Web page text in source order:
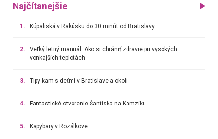
Najčítanejšie
1. Kúpaliská v Rakúsku do 30 minút od Bratislavy
2.
Veľký letný manuál: Ako si chrániť zdravie pri vysokých
vonkajších teplotách
3. Tipy kam s deťmi v Bratislave a okolí
4. Fantastické otvorenie Šantiska na Kamzíku
5. Kapybary v Rozálkove